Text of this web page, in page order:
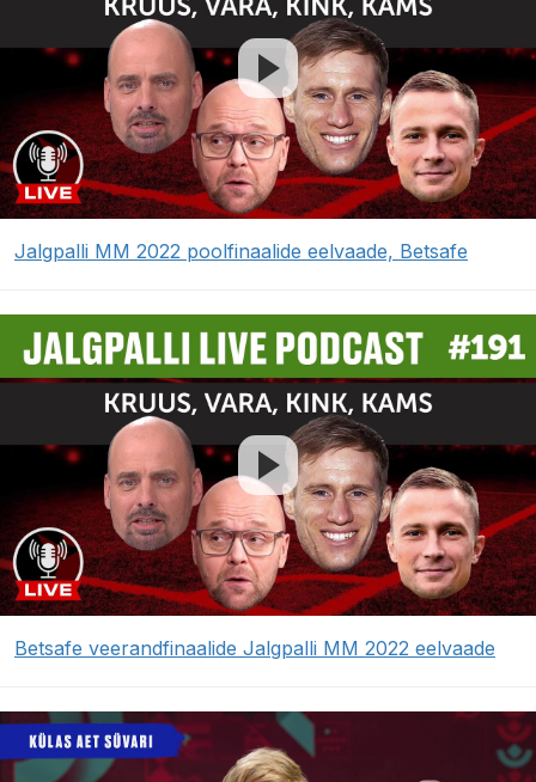
Jalgpalli MM 2022 poolfinaalide eelvaade, Betsafe
Betsafe veerandfinaalide Jalgpalli MM 2022 eelvaade